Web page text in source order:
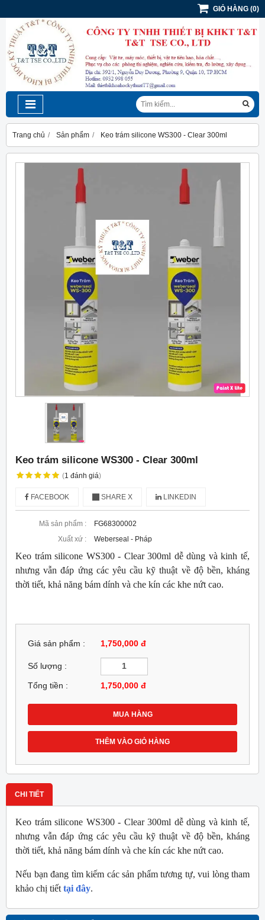
GIỎ HÀNG (0)
Trang chủ Sản phẩm Keo trám silicone WS300 - Clear 300ml
Keo trám silicone WS300 - Clear 300ml
(1 đánh giá)
FACEBOOK SHARE X LINKEDIN
Mã sản phẩm :
FG68300002
Xuất xứ :
Weberseal - Pháp
Keo trám silicone WS300 - Clear 300ml dễ dùng và kinh tế,
nhưng vẫn đáp ứng các yêu cầu kỹ thuật về độ bền, kháng
thời tiết, khả năng bám dính và che kín các khe nứt cao.
Giá sản phẩm : 1,750,000 đ
Số lượng :
Tổng tiền : 1,750,000 đ
MUA HÀNG
THÊM VÀO GIỎ HÀNG
CHI TIẾT
Keo trám silicone WS300 - Clear 300ml dễ dùng và kinh tế,
nhưng vẫn đáp ứng các yêu cầu kỹ thuật về độ bền, kháng
thời tiết, khả năng bám dính và che kín các khe nứt cao.
Nếu bạn đang tìm kiếm các sản phẩm tương tự, vui lòng tham
khảo chị tiết tại đây.